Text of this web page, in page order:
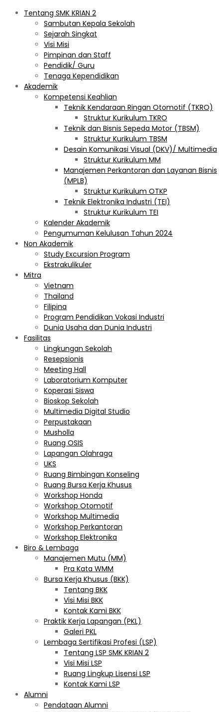
Tentang SMK KRIAN 2
Sambutan Kepala Sekolah
Sejarah Singkat
Visi Misi
Pimpinan dan Staff
Pendidik/ Guru
Tenaga Kependidikan
Akademik
Kompetensi Keahlian
Teknik Kendaraan Ringan Otomotif (TKRO)
Struktur Kurikulum TKRO
Teknik dan Bisnis Sepeda Motor (TBSM)
Struktur Kurikulum TBSM
Desain Komunikasi Visual (DKV)/ Multimedia
Struktur Kurikulum MM
Manajemen Perkantoran dan Layanan Bisnis
(MPLB)
Struktur Kurikulum OTKP
Teknik Elektronika Industri (TEI)
Struktur Kurikulum TEI
Kalender Akademik
Pengumuman Kelulusan Tahun 2024
Non Akademik
Study Excursion Program
Ekstrakulikuler
Mitra
Vietnam
Thailand
Filipina
Program Pendidikan Vokasi Industri
Dunia Usaha dan Dunia Industri
Fasilitas
Lingkungan Sekolah
Resepsionis
Meeting Hall
Laboratorium Komputer
Koperasi Siswa
Bioskop Sekolah
Multimedia Digital Studio
Perpustakaan
Musholla
Ruang OSIS
Lapangan Olahraga
UKS
Ruang Bimbingan Konseling
Ruang Bursa Kerja Khusus
Workshop Honda
Workshop Otomotif
Workshop Multimedia
Workshop Perkantoran
Workshop Elektronika
Biro & Lembaga
Manajemen Mutu (MM)
Pra Kata WMM
Bursa Kerja Khusus (BKK)
Tentang BKK
Visi Misi BKK
Kontak Kami BKK
Praktik Kerja Lapangan (PKL)
Galeri PKL
Lembaga Sertifikasi Profesi (LSP)
Tentang LSP SMK KRIAN 2
Visi Misi LSP
Ruang Lingkup Lisensi LSP
Kontak Kami LSP
Alumni
Pendataan Alumni